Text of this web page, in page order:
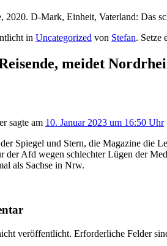
D‑Mark, Ein­heit, Vater­land: Das
in Uncategorized von Stefan. Setze
meidet
sagte am 10. Januar 2023 um 16:50 Uhr
Spie­gel und Stern, die Maga­zi­ne die
der Afd wegen schlech­ter Lügen der
als Sach­se in Nrw.
veröffentlicht. Erforderliche Felder